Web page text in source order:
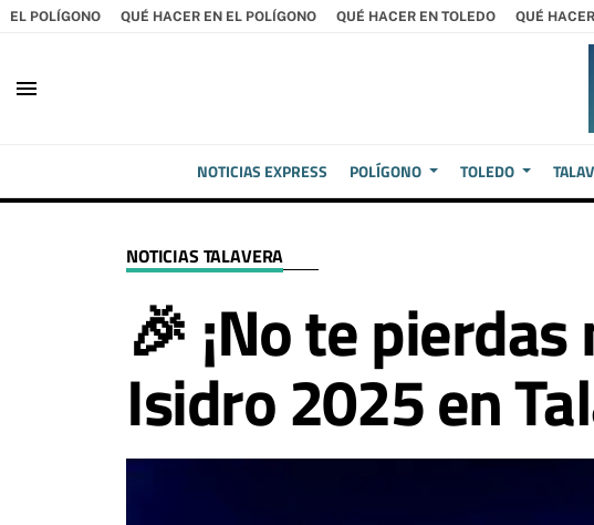
EL POLÍGONO QUÉ HACER EN EL POLÍGONO QUÉ HACER EN TOLEDO QUÉ
menu
NOTICIAS EXPRESS POLÍGONO TOLEDO
NOTICIAS TALAVERA
🎉 ¡No te
Isidro 2025 en